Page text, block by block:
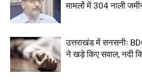
मामलों में 304 नाली
उत्तराखंड में सनसनीः
ने खड़े किए सवाल, नदी